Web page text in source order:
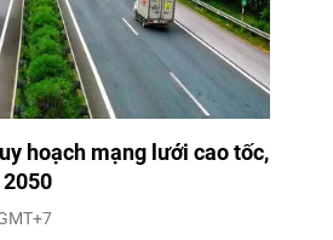
hoạch mạng lưới cao tốc,